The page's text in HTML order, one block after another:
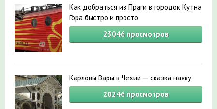
Как добраться из Праги в городок Кутна
Гора быстро и просто
23046 просмотров
Карловы Вары в Чехии — сказка наяву
20246 просмотров